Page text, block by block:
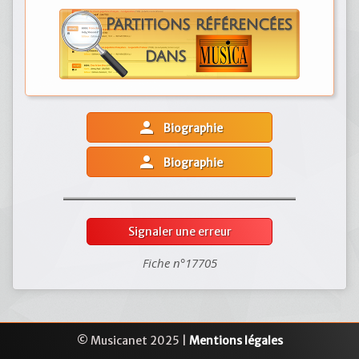
person Biographie
person Biographie
Signaler une erreur
Fiche n°17705
© Musicanet 2025 | Mentions légales